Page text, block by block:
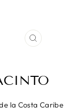
CERRAR
la Costa Caribe